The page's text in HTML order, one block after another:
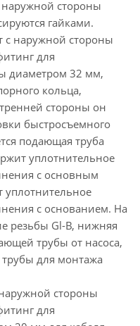
стороны
гайками.
наружной стороны
для
диаметром 32 мм,
кольца,
стороны он
быстросъемного
подающая труба
уплотнительное
с основным
с основанием. На
резьбы Gl-В, нижняя
трубы от насоса,
трубы для монтажа
стороны
для